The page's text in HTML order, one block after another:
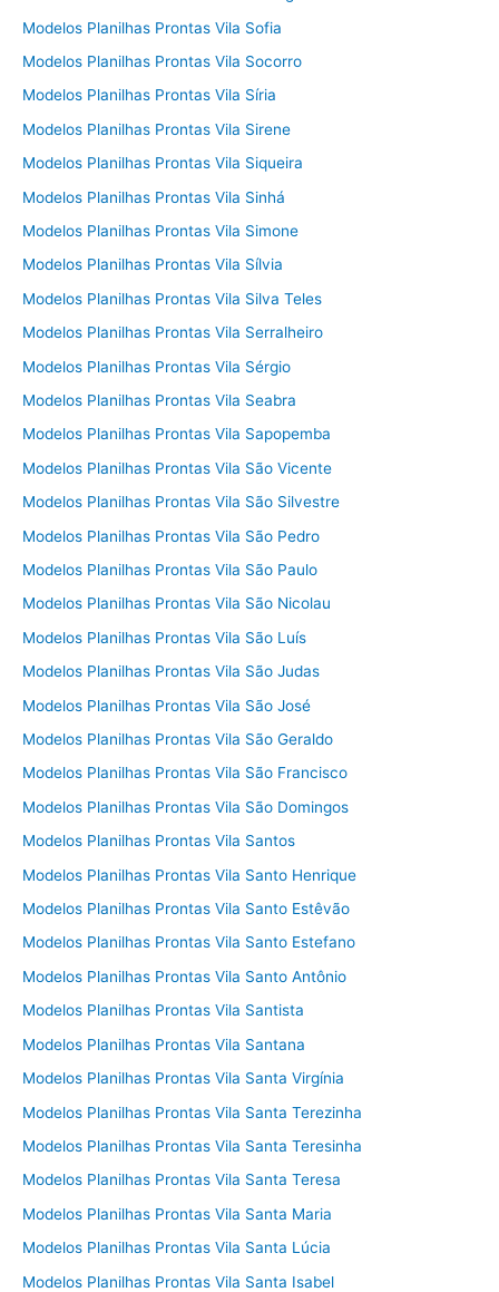
Modelos Planilhas Prontas Vila Sofia
Modelos Planilhas Prontas Vila Socorro
Modelos Planilhas Prontas Vila Síria
Modelos Planilhas Prontas Vila Sirene
Modelos Planilhas Prontas Vila Siqueira
Modelos Planilhas Prontas Vila Sinhá
Modelos Planilhas Prontas Vila Simone
Modelos Planilhas Prontas Vila Sílvia
Modelos Planilhas Prontas Vila Silva Teles
Modelos Planilhas Prontas Vila Serralheiro
Modelos Planilhas Prontas Vila Sérgio
Modelos Planilhas Prontas Vila Seabra
Modelos Planilhas Prontas Vila Sapopemba
Modelos Planilhas Prontas Vila São Vicente
Modelos Planilhas Prontas Vila São Silvestre
Modelos Planilhas Prontas Vila São Pedro
Modelos Planilhas Prontas Vila São Paulo
Modelos Planilhas Prontas Vila São Nicolau
Modelos Planilhas Prontas Vila São Luís
Modelos Planilhas Prontas Vila São Judas
Modelos Planilhas Prontas Vila São José
Modelos Planilhas Prontas Vila São Geraldo
Modelos Planilhas Prontas Vila São Francisco
Modelos Planilhas Prontas Vila São Domingos
Modelos Planilhas Prontas Vila Santos
Modelos Planilhas Prontas Vila Santo Henrique
Modelos Planilhas Prontas Vila Santo Estêvão
Modelos Planilhas Prontas Vila Santo Estefano
Modelos Planilhas Prontas Vila Santo Antônio
Modelos Planilhas Prontas Vila Santista
Modelos Planilhas Prontas Vila Santana
Modelos Planilhas Prontas Vila Santa Virgínia
Modelos Planilhas Prontas Vila Santa Terezinha
Modelos Planilhas Prontas Vila Santa Teresinha
Modelos Planilhas Prontas Vila Santa Teresa
Modelos Planilhas Prontas Vila Santa Maria
Modelos Planilhas Prontas Vila Santa Lúcia
Modelos Planilhas Prontas Vila Santa Isabel